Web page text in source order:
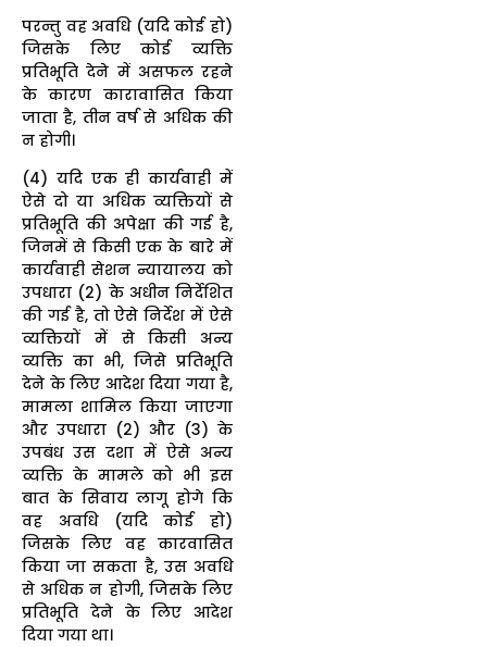
परन्तु वह अवधि (यदि कोई हो)
जिसके लिए कोई व्यक्ति
प्रतिभूति देने में असफल रहने
के कारण कारावासित किया
जाता है, तीन वर्ष से अधिक की
न होगी।
(4) यदि एक ही कार्यवाही में
ऐसे दो या अधिक व्यक्तियों से
प्रतिभूति की अपेक्षा की गई है,
जिनमें से किसी एक के बारे में
कार्यवाही सेशन न्यायालय को
उपधारा (2) के अधीन निर्देशित
की गई है, तो ऐसे निर्देश में ऐसे
व्यक्तियों में से किसी अन्य
व्यक्ति का भी, जिसे प्रतिभूति
देने के लिए आदेश दिया गया है,
मामला शामिल किया जाएगा
और उपधारा (2) और (3) के
उपबंध उस दशा में ऐसे अन्य
व्यक्ति के मामले को भी इस
बात के सिवाय लागू होगे कि
वह अवधि (यदि कोई हो)
जिसके लिए वह कारवासित
किया जा सकता है, उस अवधि
से अधिक न होगी, जिसके लिए
प्रतिभूति देने के लिए आदेश
दिया गया था।